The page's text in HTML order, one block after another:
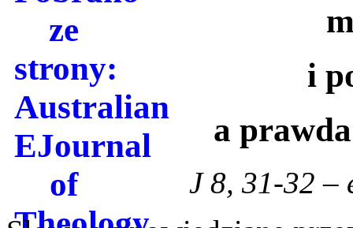
i
a
J 8, 31-32 –